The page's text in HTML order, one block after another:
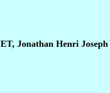
Jonathan Henri Joseph